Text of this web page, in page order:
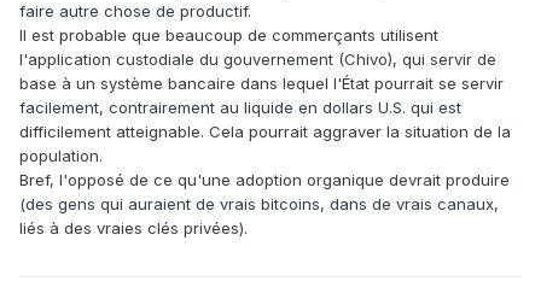
faire autre chose de productif.
Il est probable que beaucoup de commerçants utilisent
l'application custodiale du gouvernement (Chivo), qui servir de
base à un système bancaire dans lequel l'État pourrait se servir
facilement, contrairement au liquide en dollars U.S. qui est
difficilement atteignable. Cela pourrait aggraver la situation de la
population.
Bref, l'opposé de ce qu'une adoption organique devrait produire
(des gens qui auraient de vrais bitcoins, dans de vrais canaux,
liés à des vraies clés privées).